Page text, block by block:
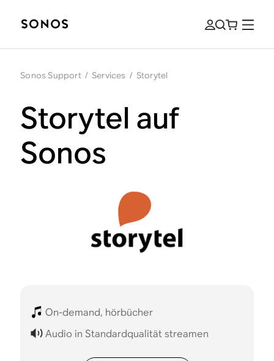
Sonos Support / Services / Storytel
Storytel auf
Sonos
On-demand, hörbücher
Audio in Standardqualität streamen